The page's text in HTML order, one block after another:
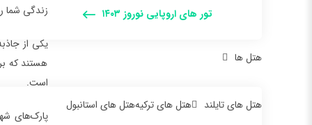
تور های اروپایی نوروز ۱۴۰۳
هتل ها
هتل های تایلند هتل های ترکیههتل های استانبول
زندگی شما
یکی از
هستند که
است.
پارک‌های